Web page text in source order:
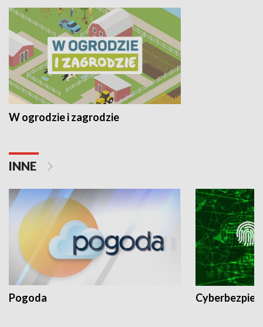
W ogrodzie i zagrodzie
INNE
Pogoda